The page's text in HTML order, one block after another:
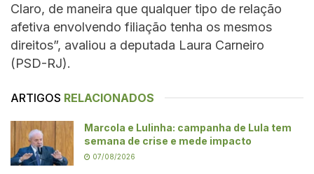
Claro, de maneira que qualquer tipo de relação
afetiva envolvendo filiação tenha os mesmos
direitos”, avaliou a deputada Laura Carneiro
(PSD-RJ).
ARTIGOS RELACIONADOS
Marcola e Lulinha: campanha de Lula tem
semana de crise e mede impacto
07/08/2026